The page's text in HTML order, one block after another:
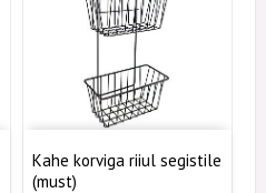
Kahe korviga riiul segistile
(must)